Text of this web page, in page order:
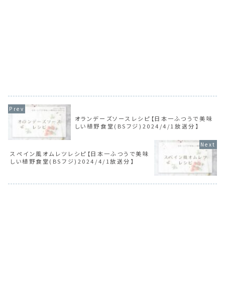
オランデーズソースレシピ【日本一ふつうで美味
しい植野食堂(BSフジ)2024/4/1放送分】
スペイン風オムレツレシピ【日本一ふつうで美味
しい植野食堂(BSフジ)2024/4/1放送分】